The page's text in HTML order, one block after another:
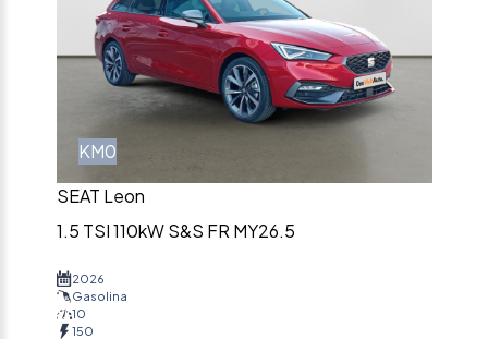
KM0
SEAT Leon
1.5 TSI 110kW S&S FR MY26.5
2026
Gasolina
10
150